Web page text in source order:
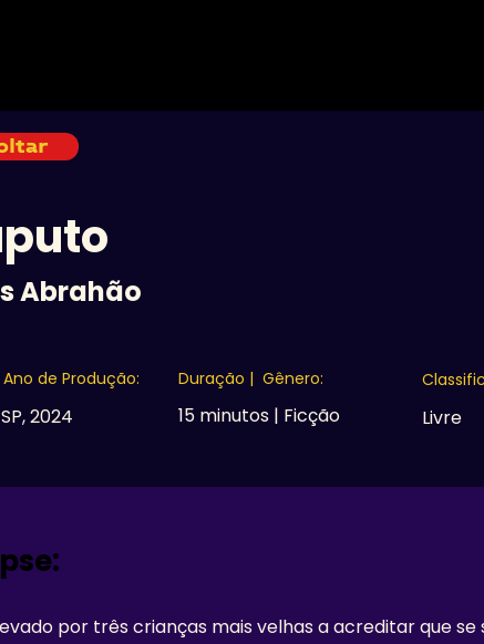
Abrahão
de Produção:
2024
Duração | Gênero:
15 minutos | Ficção Livre
por três crianças mais velhas a acreditar que